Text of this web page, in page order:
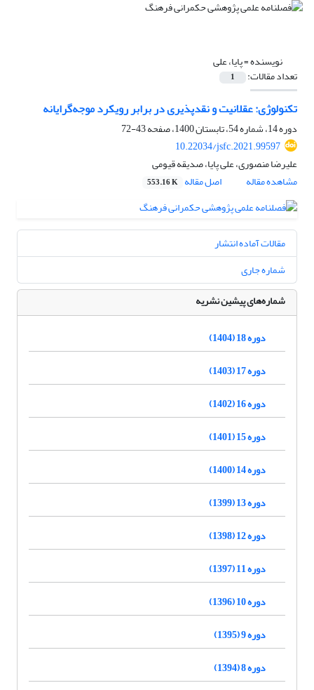
نویسنده =پایا، علی
تعداد مقالات: 1
تکنولوژی: عقلانیت و نقدپذیری در برابر رویکرد موجه‌گرایانه
دوره 14، شماره 54، تابستان 1400، صفحه
43-72
10.22034/jsfc.2021.99597
علیرضا منصوری، علی پایا، صدیقه قیومی
مشاهده مقاله
اصل مقاله 553.16 K
مقالات آماده انتشار
شماره جاری
شماره‌های پیشین نشریه
دوره 18 (1404)
دوره 17 (1403)
دوره 16 (1402)
دوره 15 (1401)
دوره 14 (1400)
دوره 13 (1399)
دوره 12 (1398)
دوره 11 (1397)
دوره 10 (1396)
دوره 9 (1395)
دوره 8 (1394)